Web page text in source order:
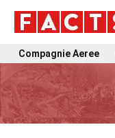
Compagnie Aeree